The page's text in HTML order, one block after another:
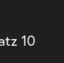
10